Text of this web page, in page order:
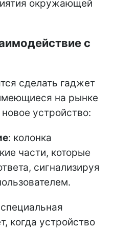
окружающей
с
сделать гаджет
на рынке
устройство:
: колонка
части, которые
сигнализируя
когда устройство